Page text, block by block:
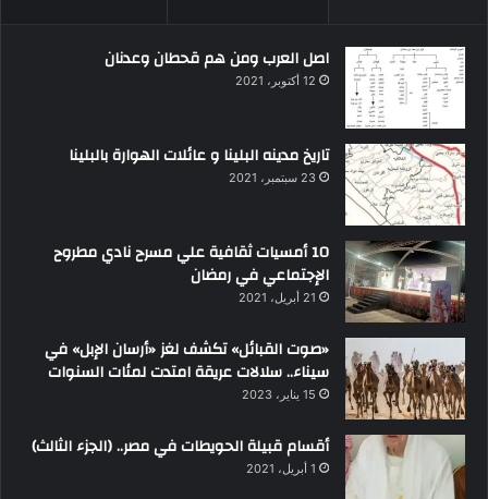
اصل العرب ومن هم قحطان وعدنان
12 أكتوبر، 2021
تاريخ مدينه البلينا و عائلات الهوارة بالبلينا
23 سبتمبر، 2021
10 أمسيات ثقافية علي مسرح نادي مطروح
الإجتماعي في رمضان
21 أبريل، 2021
«صوت القبائل» تكشف لغز «أرسان الإبل» في
سيناء.. سلالات عريقة امتدت لمئات السنوات
15 يناير، 2023
أقسام قبيلة الحويطات في مصر.. (الجزء الثالث)
1 أبريل، 2021